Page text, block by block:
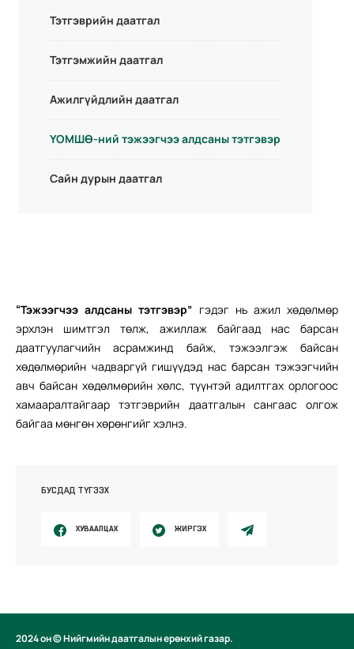
Тэтгэврийн даатгал
Тэтгэмжийн даатгал
Ажилгүйдлийн даатгал
ҮОМШӨ-ний тэжээгчээ алдсаны тэтгэвэр
Сайн дурын даатгал
“Тэжээгчээ алдсаны тэтгэвэр” гэдэг нь ажил хөдөлмөр
эрхлэн шимтгэл төлж, ажиллаж байгаад нас барсан
даатгуулагчийн асрамжинд байж, тэжээлгэж байсан
хөдөлмөрийн чадваргүй гишүүдэд нас барсан тэжээгчийн
авч байсан хөдөлмөрийн хөлс, түүнтэй адилтгах орлогоос
хамааралтайгаар тэтгэврийн даатгалын сангаас олгож
байгаа мөнгөн хөрөнгийг хэлнэ.
БУСДАД ТҮГЭЭХ
ХУВААЛЦАХ ЖИРГЭХ
2024 он © Нийгмийн даатгалын ерөнхий газар.